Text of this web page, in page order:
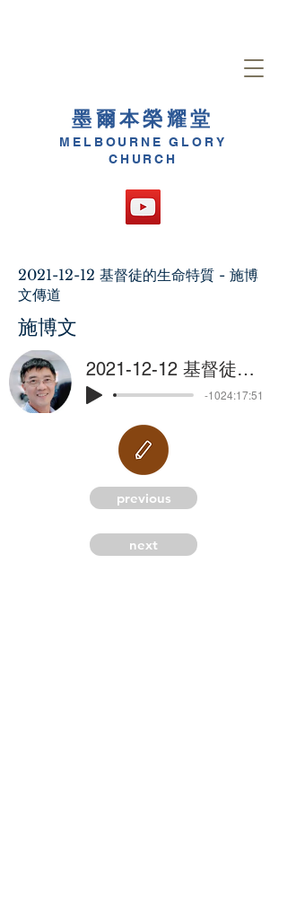
墨爾本榮耀堂
MELBOURNE GLORY
CHURCH
M
G
2021-12-12 基督徒的生命特質 - 施博
文傳道
施博文
2021-12-12 基督徒的生命特質 - 施博文傳道
-1024:17:51
previous
next